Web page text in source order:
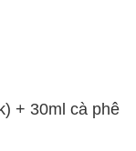
+ 30ml cà phê